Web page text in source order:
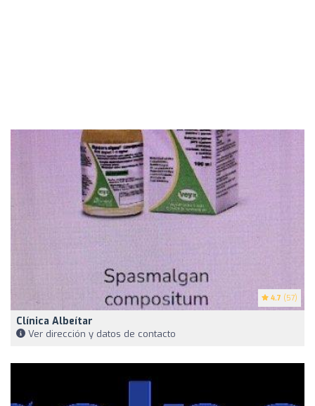
4.7 (57)
Clínica Albeítar
Ver dirección y datos de contacto